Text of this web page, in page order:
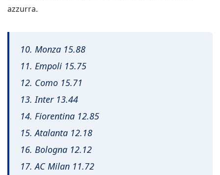
azzurra.
10. Monza 15.88
11. Empoli 15.75
12. Como 15.71
13. Inter 13.44
14. Fiorentina 12.85
15. Atalanta 12.18
16. Bologna 12.12
17. AC Milan 11.72